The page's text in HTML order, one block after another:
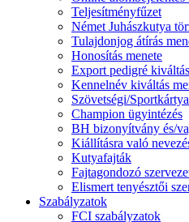
Teljesítményfűzet
Német Juhászkutya
Tulajdonjog átírás
Honosítás menete
Export pedigré
Kennelnév kiváltás
Szövetségi/
Champion ügyintézés
BH bizonyítvány és/
Kiállításra való
Kutyafajták
Fajtagondozó
Elismert tenyésztői
Szabályzatok
FCI szabályzatok